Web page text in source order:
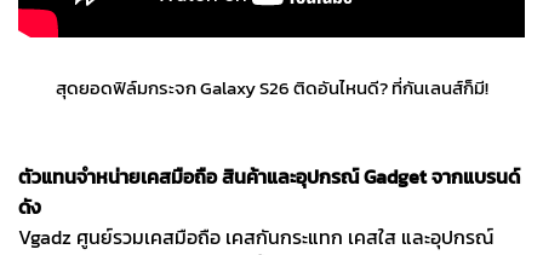
สุดยอดฟิล์มกระจก Galaxy S26 ติดอันไหนดี? ที่กันเลนส์ก็มี!
ตัวแทนจำหน่ายเคสมือถือ สินค้าและอุปกรณ์ Gadget จากแบรนด์
ดัง
Vgadz ศูนย์รวมเคสมือถือ เคสกันกระแทก เคสใส และอุปกรณ์